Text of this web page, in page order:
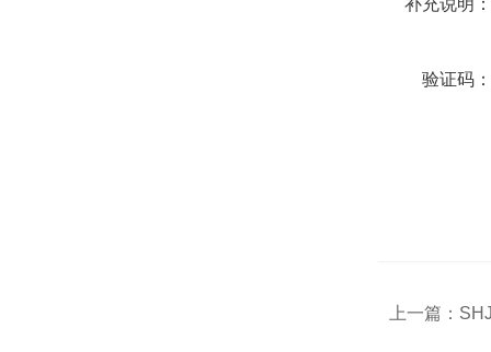
补充说明
验证码
上一篇：